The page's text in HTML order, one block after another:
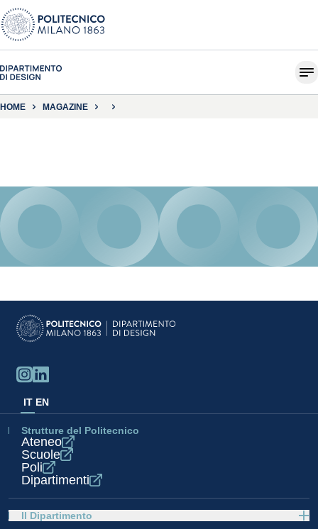
HOME MAGAZINE
IT EN
Strutture del Politecnico
Ateneo
Scuole
Poli
Dipartimenti
Il Dipartimento